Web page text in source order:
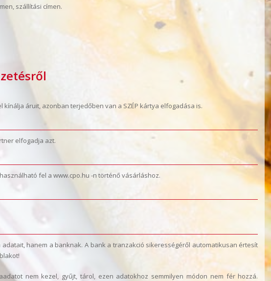
szállítási címen.
áruit, azonban terjedőben van a SZÉP kártya elfogadása is.
elfogadja azt.
fel a www.cpo.hu -n történő vásárláshoz.
hanem a banknak. A bank a tranzakció sikerességéről automatikusan értesít
nem kezel, gyűjt, tárol, ezen adatokhoz semmilyen módon nem fér hozzá.